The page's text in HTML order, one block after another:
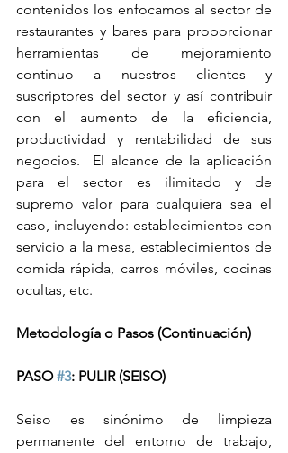
contenidos los enfocamos al sector de
restaurantes y bares para proporcionar
herramientas de mejoramiento
continuo a nuestros clientes y
suscriptores del sector y así contribuir
con el aumento de la eficiencia,
productividad y rentabilidad de sus
negocios.  El alcance de la aplicación
para el sector es ilimitado y de
supremo valor para cualquiera sea el
caso, incluyendo: establecimientos con
servicio a la mesa, establecimientos de
comida rápida, carros móviles, cocinas
ocultas, etc.
Metodología o Pasos (Continuación)
PASO #3: PULIR (SEISO)
Seiso es sinónimo de limpieza
permanente del entorno de trabajo,